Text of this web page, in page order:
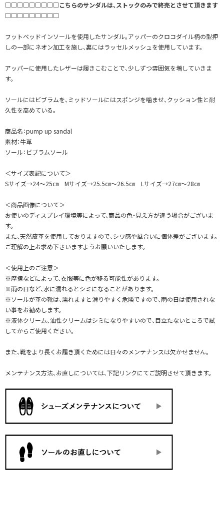
□□□□□□□□□こちらのサンダルは、ストックのみで終売とさせて頂きます
□□□□□□□□□
フットベッドインソールを使用したサンダル。アッパーのクロコダイル柄の型押
しの一部にネオン加工を施し、裏にはラッセルメッシュを使用しています。
アッパーに使用したレザーは履きこむことで、少しずつ雰囲気を増していきま
す。
ソールにはビブラムを、ミッドソールにはスポンジを噛ませ、クッション性と耐
久性を高めている。
商品名：pump up sandal
素材：牛革
ソール：ビブラムソール
＜サイズ表記について＞
Sサイズ→24～25㎝ Mサイズ→25.5㎝～26.5㎝ Lサイズ→27㎝～28㎝
＜商品画像について＞
お使いのディスプレイ環境等によって、商品の色・見え方が違う場合がございま
す。
また、天然皮革を使用しておりますので、シワ感や風合いに個体差がございます。
ご理解の上お求め下さいますようお願いいたします。
＜使用上のご注意＞
※摩擦などによって、衣服等に色が移る可能性があります。
※雨の日など、水に濡れるとシミになることがあります。
※ソールが革の靴は、濡れますと滑りやすく危険ですので、雨の日は使用されな
い事をお勧めします。
※液体クリーム、油性クリームはシミになりやすいので、目立たないところで試
してからご使用ください。
また、靴をより長くお履き頂くためには日々のメンテナンスは欠かせません。
メンテナンス方法、お直しについては、下記リンクにてご説明させて頂きます。